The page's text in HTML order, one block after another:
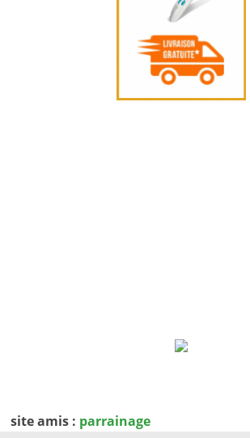
site amis : parrainage